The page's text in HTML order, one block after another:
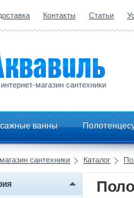
Контакты Статьи
интернет-магазин сантехники
ванны
сантехники Каталог